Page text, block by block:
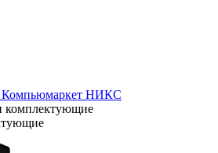
Компьюмаркет НИКС
комплектующие